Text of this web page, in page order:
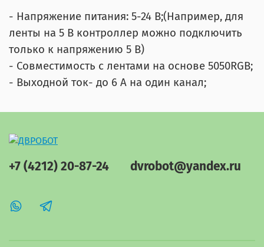
- Напряжение питания: 5-24 В;(Например, для
ленты на 5 В контроллер можно подключить
только к напряжению 5 В)
- Совместимость с лентами на основе 5050RGB;
- Выходной ток- до 6 А на один канал;
+7 (4212) 20-87-24 dvrobot@yandex.ru